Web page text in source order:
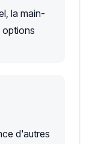
la main-
d'autres